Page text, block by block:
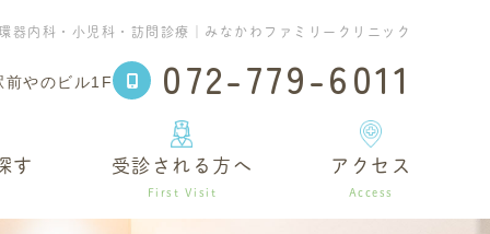
器内科・小児科・訪問診療｜みなかわファミリークリニック
前やのビル1F 072-779-6011
す 受診される方へ
First Visit
アクセス
Access